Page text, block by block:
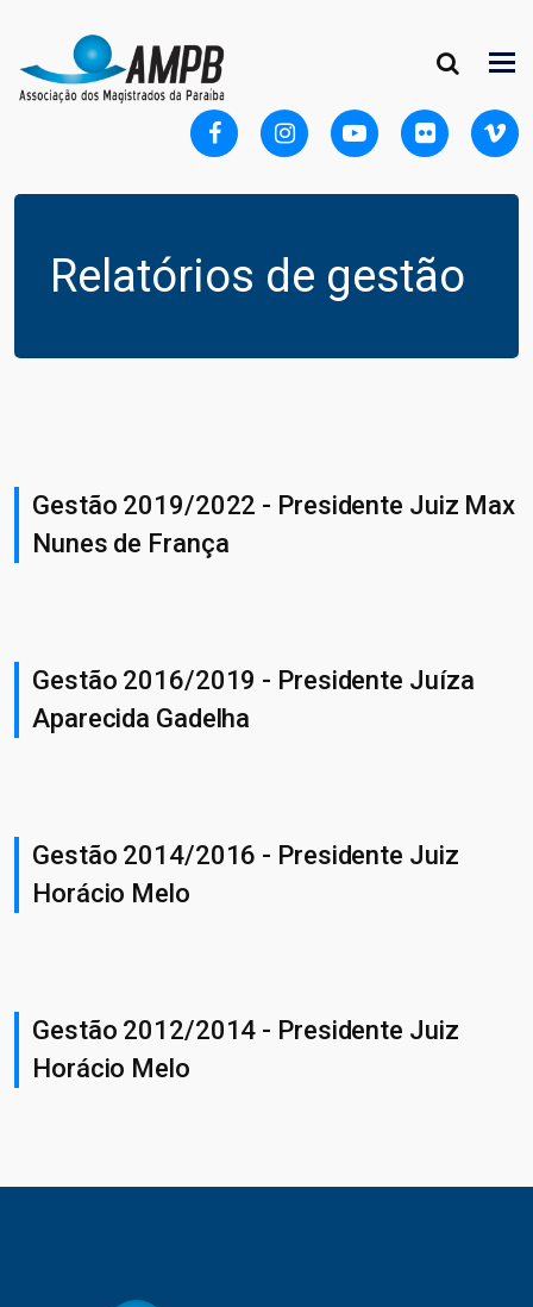
Relatórios de gestão
Gestão 2019/2022 - Presidente Juiz Max
Nunes de França
Gestão 2016/2019 - Presidente Juíza
Aparecida Gadelha
Gestão 2014/2016 - Presidente Juiz
Horácio Melo
Gestão 2012/2014 - Presidente Juiz
Horácio Melo